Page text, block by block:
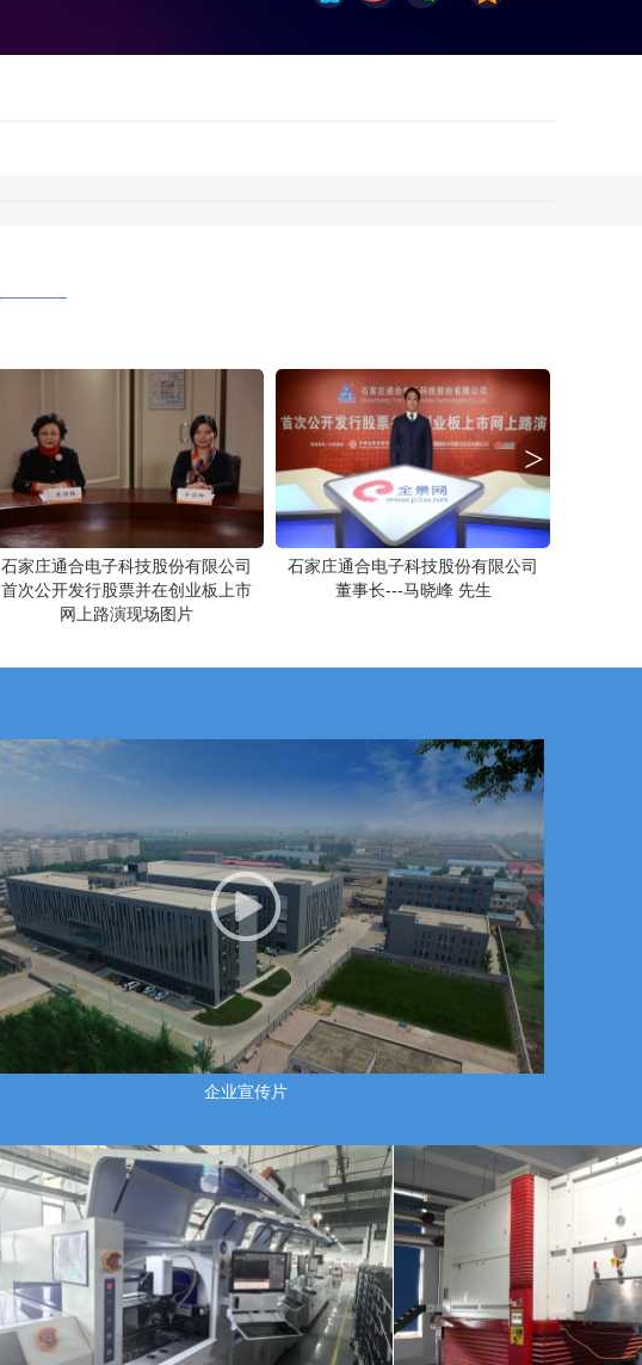
石家庄通合电子科技股份有限公司
首次公开发行股票并在创业板上市
网上路演现场图片
石家庄通合电子科技股份有限公司
董事长---马晓峰 先生
>
企业宣传片